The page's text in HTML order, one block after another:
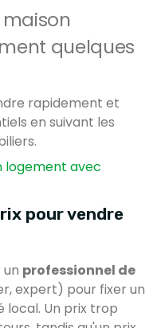
quelques
rapidement et
en suivant les
logement avec
pour vendre
professionnel de
expert) pour fixer un
local. Un prix trop